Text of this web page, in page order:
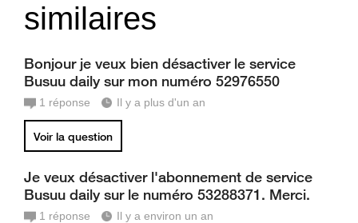
similaires
Bonjour je veux bien désactiver le service
Busuu daily sur mon numéro 52976550
1 réponse Il y a plus d'un an
Voir la question
Je veux désactiver l'abonnement de service
Busuu daily sur le numéro 53288371. Merci.
1 réponse Il y a environ un an